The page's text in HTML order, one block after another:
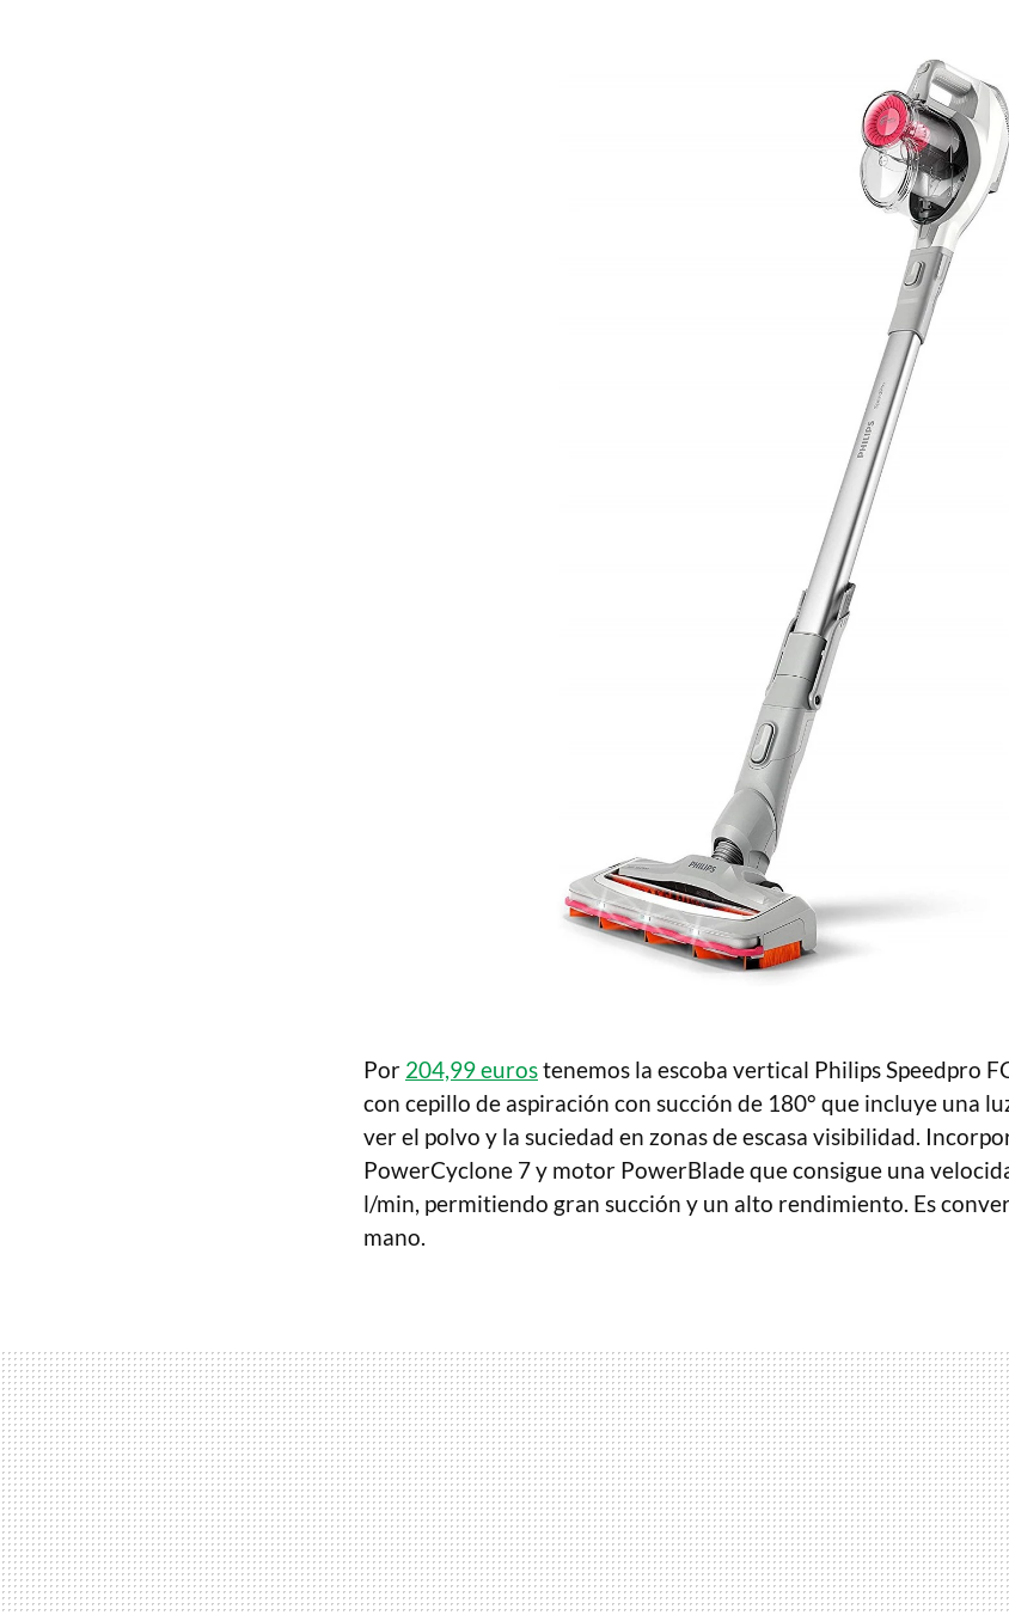
Por 204,99 eurostenemos la escoba vertical Philips Speedpro
con cepillo de aspiración con succión de 180° que incluye una
ver el polvo y la suciedad en zonas de escasa visibilidad.
PowerCyclone 7 y motor PowerBlade que consigue una
l/min, permitiendo gran succión y un alto rendimiento. Es
mano.